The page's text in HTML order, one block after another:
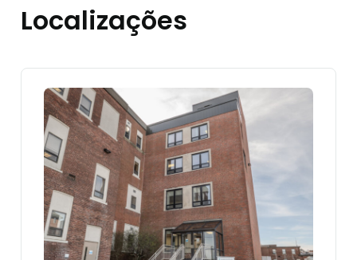
Localizações